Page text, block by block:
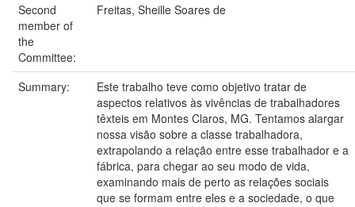
Second
member of
the
Committee:
Freitas, Sheille Soares de
Summary:
Este trabalho teve como objetivo tratar de
aspectos relativos às vivências de trabalhadores
têxteis em Montes Claros, MG. Tentamos alargar
nossa visão sobre a classe trabalhadora,
extrapolando a relação entre esse trabalhador e a
fábrica, para chegar ao seu modo de vida,
examinando mais de perto as relações sociais
que se formam entre eles e a sociedade, o que